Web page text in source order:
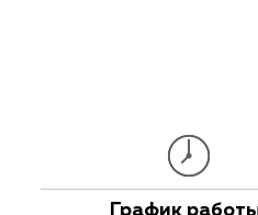
График